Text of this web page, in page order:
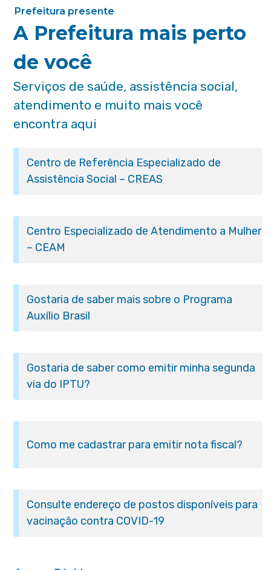
Prefeitura presente
A Prefeitura mais perto
de você
Serviços de saúde, assistência social,
atendimento e muito mais você
encontra aqui
Centro de Referência Especializado de
Assistência Social – CREAS
Centro Especializado de Atendimento a Mulher
– CEAM
Gostaria de saber mais sobre o Programa
Auxílio Brasil
Gostaria de saber como emitir minha segunda
via do IPTU?
Como me cadastrar para emitir nota fiscal?
Consulte endereço de postos disponíveis para
vacinação contra COVID-19